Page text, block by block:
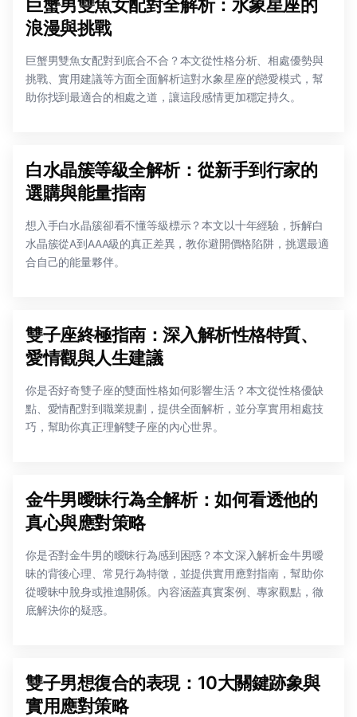
巨蟹男雙魚女配對全解析：水象星座的
浪漫與挑戰
巨蟹男雙魚女配對到底合不合？本文從性格分析、相處優勢與
挑戰、實用建議等方面全面解析這對水象星座的戀愛模式，幫
助你找到最適合的相處之道，讓這段感情更加穩定持久。
白水晶簇等級全解析：從新手到行家的
選購與能量指南
想入手白水晶簇卻看不懂等級標示？本文以十年經驗，拆解白
水晶簇從A到AAA級的真正差異，教你避開價格陷阱，挑選最適
合自己的能量夥伴。
雙子座終極指南：深入解析性格特質、
愛情觀與人生建議
你是否好奇雙子座的雙面性格如何影響生活？本文從性格優缺
點、愛情配對到職業規劃，提供全面解析，並分享實用相處技
巧，幫助你真正理解雙子座的內心世界。
金牛男曖昧行為全解析：如何看透他的
真心與應對策略
你是否對金牛男的曖昧行為感到困惑？本文深入解析金牛男曖
昧的背後心理、常見行為特徵，並提供實用應對指南，幫助你
從曖昧中脫身或推進關係。內容涵蓋真實案例、專家觀點，徹
底解決你的疑惑。
雙子男想復合的表現：10大關鍵跡象與
實用應對策略